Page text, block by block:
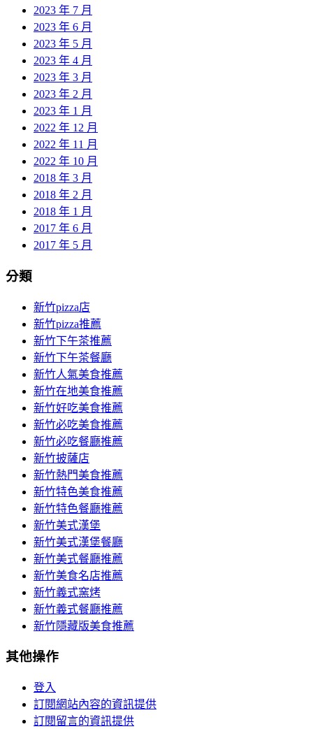
2023 年 7 月
2023 年 6 月
2023 年 5 月
2023 年 4 月
2023 年 3 月
2023 年 2 月
2023 年 1 月
2022 年 12 月
2022 年 11 月
2022 年 10 月
2018 年 3 月
2018 年 2 月
2018 年 1 月
2017 年 6 月
2017 年 5 月
分類
新竹pizza店
新竹pizza推薦
新竹下午茶推薦
新竹下午茶餐廳
新竹人氣美食推薦
新竹在地美食推薦
新竹好吃美食推薦
新竹必吃美食推薦
新竹必吃餐廳推薦
新竹披薩店
新竹熱門美食推薦
新竹特色美食推薦
新竹特色餐廳推薦
新竹美式漢堡
新竹美式漢堡餐廳
新竹美式餐廳推薦
新竹美食名店推薦
新竹義式窯烤
新竹義式餐廳推薦
新竹隱藏版美食推薦
其他操作
登入
訂閱網站內容的資訊提供
訂閱留言的資訊提供